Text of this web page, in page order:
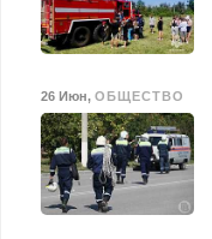
26 Июн, ОБЩЕСТВО